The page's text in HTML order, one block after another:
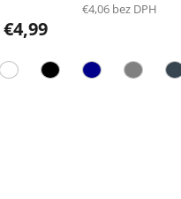
€4,06 bez DPH
€4,99